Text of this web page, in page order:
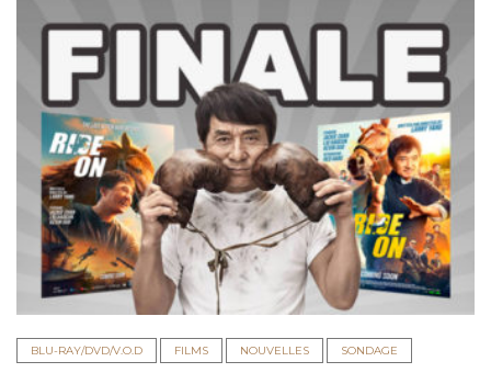
BLU-RAY/DVD/V.O.D FILMS NOUVELLES SONDAGE